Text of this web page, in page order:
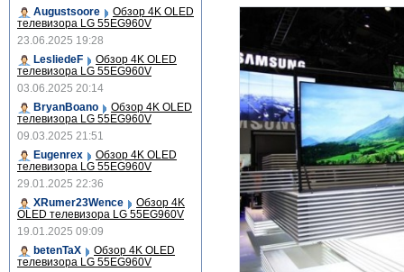
Augustsoore
Обзор 4K OLED
телевизора LG 55EG960V
23.06.2025 19:28
LesliedeF
Обзор 4K OLED
телевизора LG 55EG960V
03.06.2025 20:14
BryanBoano
Обзор 4K OLED
телевизора LG 55EG960V
09.03.2025 21:51
Eugenrex
Обзор 4K OLED
телевизора LG 55EG960V
29.01.2025 22:36
XRumer23Wence
Обзор 4K
OLED телевизора LG 55EG960V
19.01.2025 09:09
betenTaX
Обзор 4K OLED
телевизора LG 55EG960V